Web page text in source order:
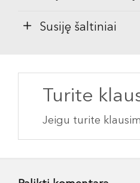
Susiję šaltiniai
Turite
Jeigu turite